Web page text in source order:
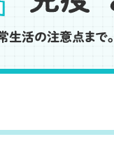
免疫を高める食事
免疫とビタミン
感染症
様々な